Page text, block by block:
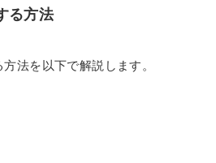
る方法
法を以下で解説します。